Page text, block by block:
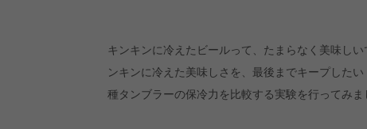
キンキンに冷えたビールって、たまらなく美味し
ンキンに冷えた美味しさを、最後までキープした
種タンブラーの保冷力を比較する実験を行ってみ